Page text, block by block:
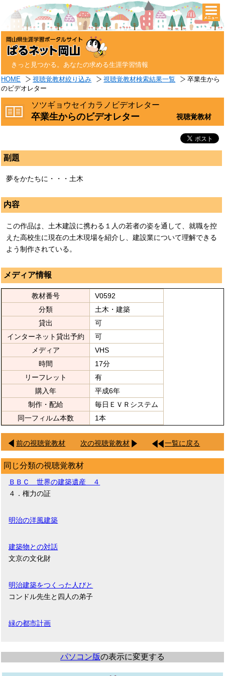
きっと見つかる。あなたの求める生涯学習情報
HOME 視聴覚教材絞り込み 視聴覚教材検索結果一覧
卒業生から
のビデオレター
ソツギョウセイカラノビデオレター
卒業生からのビデオレター 視聴覚教材
副題
夢をかたちに・・・土木
内容
この作品は、土木建設に携わる１人の若者の姿を通して、就職を控
えた高校生に現在の土木現場を紹介し、建設業について理解できる
よう制作されている。
メディア情報
教材番号
V0592
分類
土木・建築
貸出
可
インターネット貸出予約
可
メディア
VHS
時間
17分
リーフレット
有
購入年
平成6年
制作・配給
毎日ＥＶＲシステム
同一フィルム本数
1本
前の視聴覚教材 次の視聴覚教材 一覧に戻る
同じ分類の視聴覚教材
ＢＢＣ 世界の建築遺産 ４
４．権力の証
明治の洋風建築
建築物との対話
文京の文化財
明治建築をつくった人びと
コンドル先生と四人の弟子
緑の都市計画
パソコン版の表示に変更する